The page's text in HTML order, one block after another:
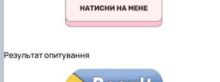
Результат опитування